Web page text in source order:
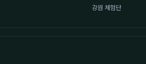
강원 체험단